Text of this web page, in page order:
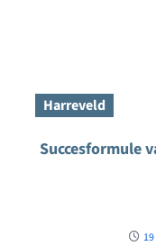
Harreveld
Succesformule